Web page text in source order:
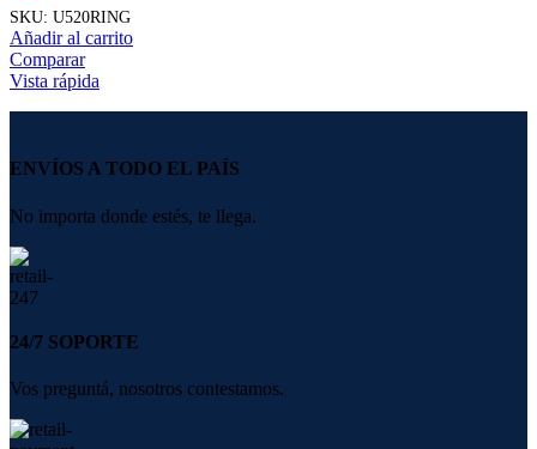
SKU: U520RING
Añadir al carrito
Comparar
Vista rápida
ENVÍOS A TODO EL PAÍS
No importa donde estés, te llega.
24/7 SOPORTE
Vos preguntá, nosotros contestamos.